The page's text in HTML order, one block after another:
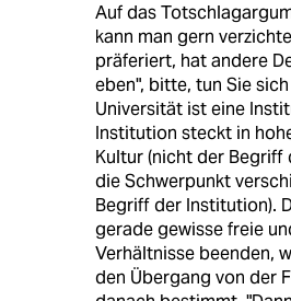
Auf das
kann man gern
präferiert, hat andere
eben", bitte, tun Sie
Universität ist eine
Institution steckt in
Kultur (nicht der Begriff
die Schwerpunkt
Begriff der Institution).
gerade gewisse freie
Verhältnisse beenden,
den Übergang von der